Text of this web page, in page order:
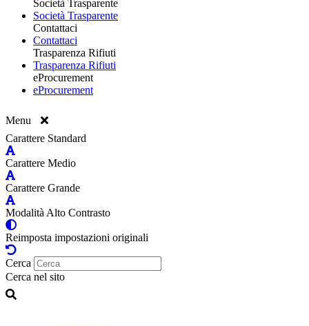
Società Trasparente
Società Trasparente
Contattaci
Contattaci
Trasparenza Rifiuti
Trasparenza Rifiuti
eProcurement
eProcurement
Menu
Carattere Standard
Carattere Medio
Carattere Grande
Modalità Alto Contrasto
Reimposta impostazioni originali
Cerca
Cerca nel sito